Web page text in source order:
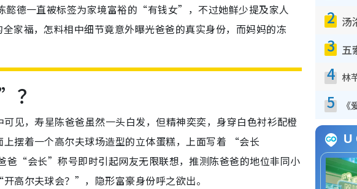
德一直被标签为家境富裕的“有钱女”，不过她鲜少提及家人
家福，怎料相中细节竟意外曝光爸爸的真实身份，而妈妈的冻
？
见，寿星陈爸爸虽然一头白发，但精神奕奕，身穿白色衬衫配橙
摆着一个高尔夫球场造型的立体蛋糕，上面写着 “会长
“会长”称号即时引起网友无限联想，推测陈爸爸的地位非同小
尔夫球会？”，隐形富豪身份呼之欲出。
2
3
4
5
U